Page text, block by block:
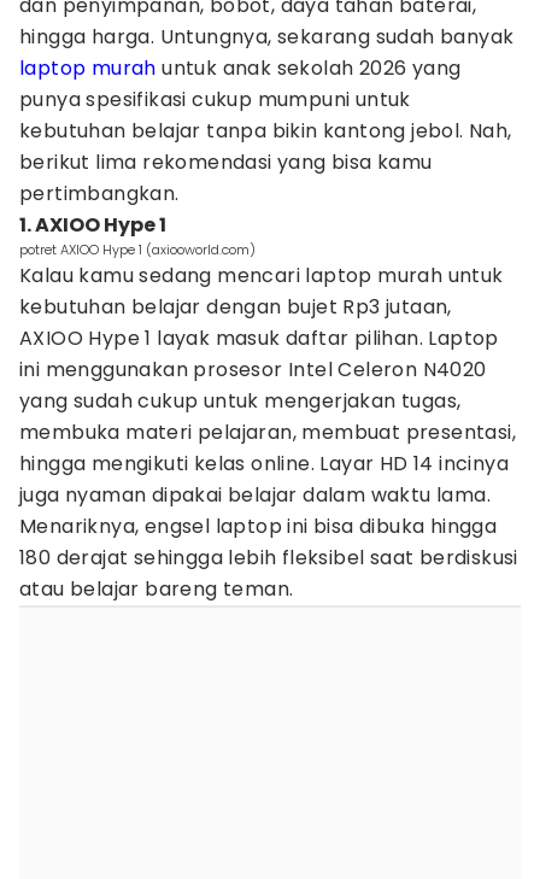
hingga harga. Untungnya, sekarang sudah banyak
laptop murah untuk anak sekolah 2026 yang
punya spesifikasi cukup mumpuni untuk
kebutuhan belajar tanpa bikin kantong jebol. Nah,
berikut lima rekomendasi yang bisa kamu
pertimbangkan.
1. AXIOO Hype 1
potret AXIOO Hype 1 (axiooworld.com)
Kalau kamu sedang mencari laptop murah untuk
kebutuhan belajar dengan bujet Rp3 jutaan,
AXIOO Hype 1 layak masuk daftar pilihan. Laptop
ini menggunakan prosesor Intel Celeron N4020
yang sudah cukup untuk mengerjakan tugas,
membuka materi pelajaran, membuat presentasi,
hingga mengikuti kelas online. Layar HD 14 incinya
juga nyaman dipakai belajar dalam waktu lama.
Menariknya, engsel laptop ini bisa dibuka hingga
180 derajat sehingga lebih fleksibel saat berdiskusi
atau belajar bareng teman.